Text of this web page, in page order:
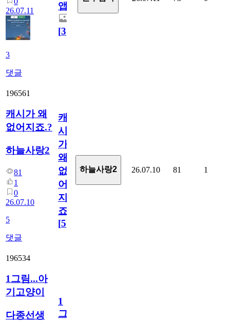
26.07.11
3
댓글
앱.
[3]
196561
캐시가 왜
없어지죠.?
하늘사랑2
81
1
0
26.07.10
5
댓글
캐
시
가
왜
없
어
지
죠.?
[5]
하늘사랑2 26.07.10 81 1
196534
1그림...아
기고양이
다종선생
1
그